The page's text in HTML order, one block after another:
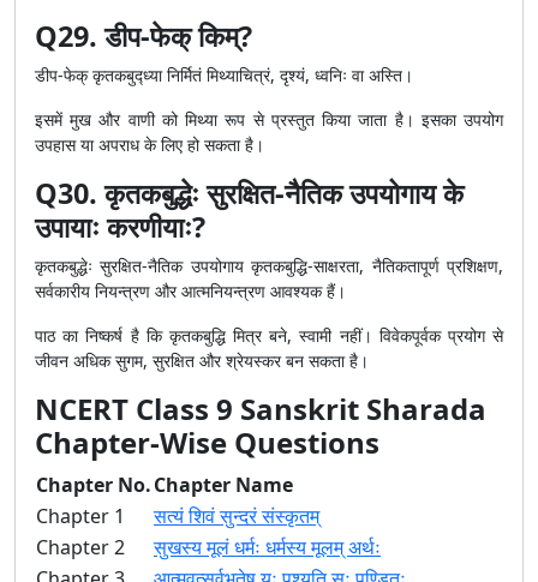
Q29. डीप-फेक् किम्?
डीप-फेक् कृतकबुद्ध्या निर्मितं मिथ्याचित्रं, दृश्यं, ध्वनिः वा अस्ति।
इसमें मुख और वाणी को मिथ्या रूप से प्रस्तुत किया जाता है। इसका उपयोग
उपहास या अपराध के लिए हो सकता है।
Q30. कृतकबुद्धेः सुरक्षित-नैतिक उपयोगाय के
उपायाः करणीयाः?
कृतकबुद्धेः सुरक्षित-नैतिक उपयोगाय कृतकबुद्धि-साक्षरता, नैतिकतापूर्ण प्रशिक्षण,
सर्वकारीय नियन्त्रण और आत्मनियन्त्रण आवश्यक हैं।
पाठ का निष्कर्ष है कि कृतकबुद्धि मित्र बने, स्वामी नहीं। विवेकपूर्वक प्रयोग से
जीवन अधिक सुगम, सुरक्षित और श्रेयस्कर बन सकता है।
NCERT Class 9 Sanskrit Sharada
Chapter-Wise Questions
Chapter No.Chapter Name
Chapter 1
सत्यं शिवं सुन्दरं संस्कृतम्
Chapter 2
सुखस्य मूलं धर्मः धर्मस्य मूलम् अर्थः